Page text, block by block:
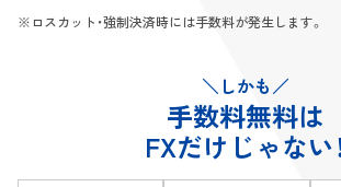
※ロスカット・強制決済時には手数料が発生します。
＼しかも／
手数料無料は
FXだけじゃない